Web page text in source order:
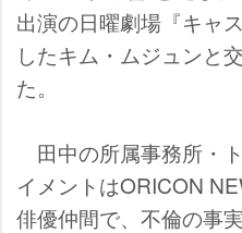
出演の日曜劇場『キャ
したキム・ムジュンと
た。
田中の所属事務所・
イメントはORICON
俳優仲間で、不倫の事